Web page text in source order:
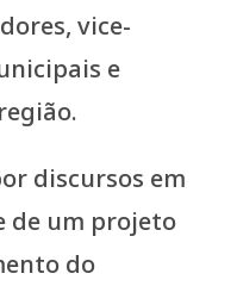
vice-
e
discursos em
de um projeto
do